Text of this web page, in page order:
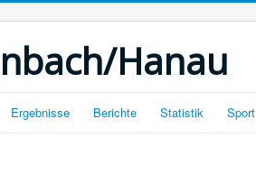
Hanau
Ergebnisse Berichte Statistik Sport